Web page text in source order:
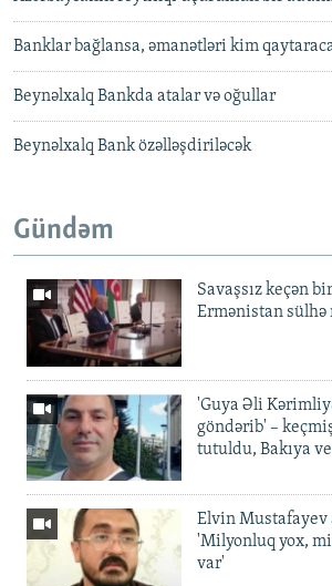
Banklar bağlansa, əmanətləri kim
Beynəlxalq Bankda atalar və oğullar
Beynəlxalq Bank özəlləşdiriləcək
Gündəm
Savaşsız keçən
Ermənistan sülhə
'Guya Əli
göndərib' –
tutuldu, Bakıya
Elvin Mustafayev
'Milyonluq yox,
var'